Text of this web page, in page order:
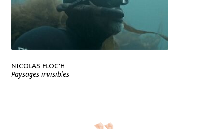
NICOLAS FLOC'H
Paysages invisibles